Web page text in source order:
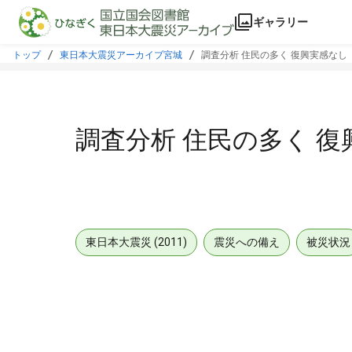
本文に飛ぶ
ギャラリー
トップ 東日本大震災アーカイブ宮城 調査分析 住民の多く 復興実感なし
調査分析 住民の多く 復
東日本大震災 (2011) 震災への備え 被災状況